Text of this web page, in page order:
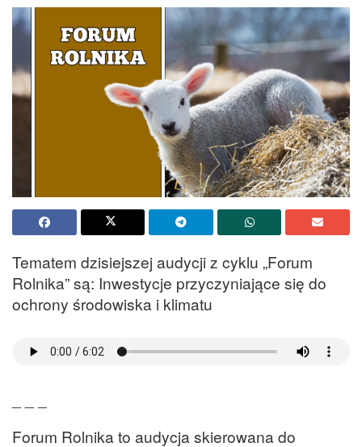
Tematem dzisiejszej audycji z cyklu „Forum
Rolnika” są: Inwestycje przyczyniające się do
ochrony środowiska i klimatu
Forum Rolnika to audycja skierowana do